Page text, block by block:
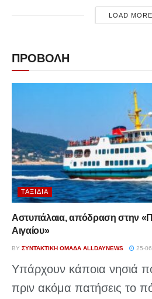
LOAD MORE
ΠΡΟΒΟΛΗ
ΤΑΞΊΔΙΑ
Αστυπάλαια, απόδραση στην
Αιγαίου»
BY ΣΥΝΤΑΚΤΙΚΉ ΟΜΆΔΑ ALLDAYNEWS 25-
Υπάρχουν κάποια νησιά
πριν ακόμα πατήσεις το